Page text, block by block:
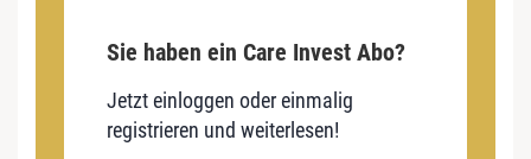
Sie haben ein Care Invest Abo?
Jetzt einloggen oder einmalig
registrieren und weiterlesen!